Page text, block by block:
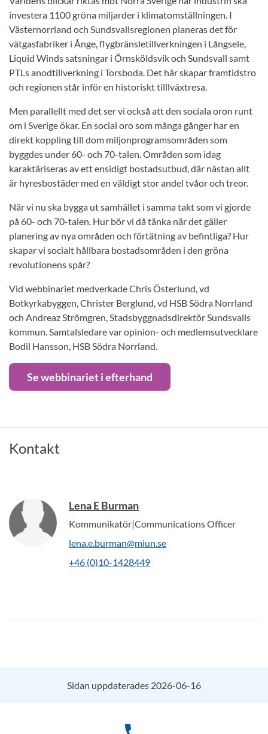
investera 1100 gröna miljarder i klimatomställningen. I
Västernorrland och Sundsvallsregionen planeras det för
vätgasfabriker i Ånge, flygbränsletillverkningen i Långsele,
Liquid Winds satsningar i Örnsköldsvik och Sundsvall samt
PTLs anodtillverkning i Torsboda. Det här skapar framtidstro
och regionen står inför en historiskt tilllväxtresa.
Men parallellt med det ser vi också att den sociala oron runt
om i Sverige ökar. En social oro som många gånger har en
direkt koppling till dom miljonprogramsområden som
byggdes under 60- och 70-talen. Områden som idag
karaktäriseras av ett ensidigt bostadsutbud, där nästan allt
är hyresbostäder med en väldigt stor andel tvåor och treor.
När vi nu ska bygga ut samhället i samma takt som vi gjorde
på 60- och 70-talen. Hur bör vi då tänka när det gäller
planering av nya områden och förtätning av befintliga? Hur
skapar vi socialt hållbara bostadsområden i den gröna
revolutionens spår?
Vid webbinariet medverkade Chris Österlund, vd
Botkyrkabyggen, Christer Berglund, vd HSB Södra Norrland
och Andreaz Strömgren, Stadsbyggnadsdirektör Sundsvalls
kommun. Samtalsledare var opinion- och medlemsutvecklare
Bodil Hansson, HSB Södra Norrland.
Se webbinariet i efterhand
Kontakt
Lena E Burman
Kommunikatör|Communications Officer
lena.e.burman@miun.se
+46 (0)10-1428449
Sidan uppdaterades 2026-06-16